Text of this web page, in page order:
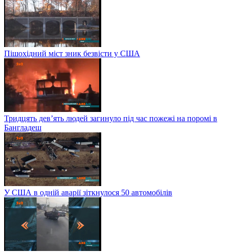
Пішохідний міст зник безвісти у США
Тридцять дев’ять людей загинуло під час пожежі на поромі в
Бангладеш
У США в одній аварії зіткнулося 50 автомобілів